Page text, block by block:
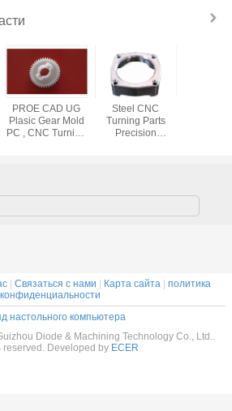
PROE CAD UG
Plasic Gear Mold
PC , CNC Turning
Steel CNC
Turning Parts
Precision
| Связаться с нами | Карта сайта | политика
конфиденциальности
настольного компьютера
Diode & Machining Technology Co., Ltd..
reserved. Developed by ECER